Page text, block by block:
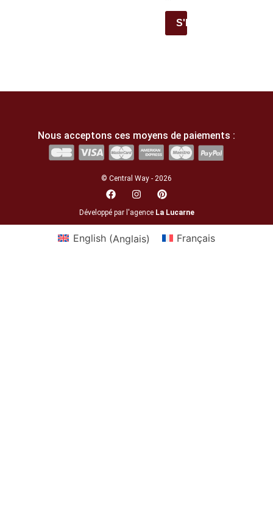
S'INSCRIRE
Nous acceptons ces moyens de paiements :
© Central Way - 2026
Développé par l'agence La Lucarne
English(Anglais) Français